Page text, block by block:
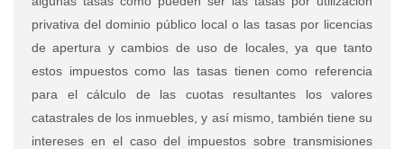
privativa del dominio público local o las tasas por licencias
de apertura y cambios de uso de locales, ya que tanto
estos impuestos como las tasas tienen como referencia
para el cálculo de las cuotas resultantes los valores
catastrales de los inmuebles, y así mismo, también tiene su
intereses en el caso del impuestos sobre transmisiones